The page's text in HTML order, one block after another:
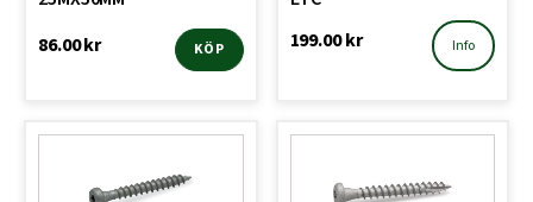
86.00kr KÖP
199.00kr Info